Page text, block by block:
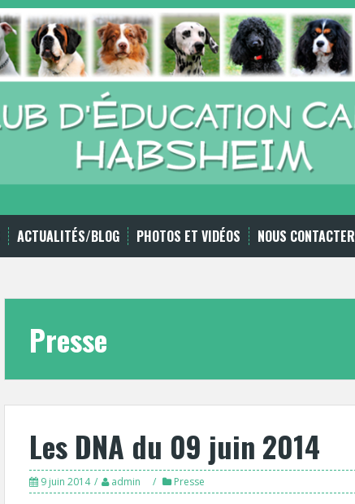
ACTUALITÉS/BLOG PHOTOS ET VIDÉOS NOUS CONTACTER
Presse
Les DNA du 09 juin 2014
9 juin 2014 admin Presse